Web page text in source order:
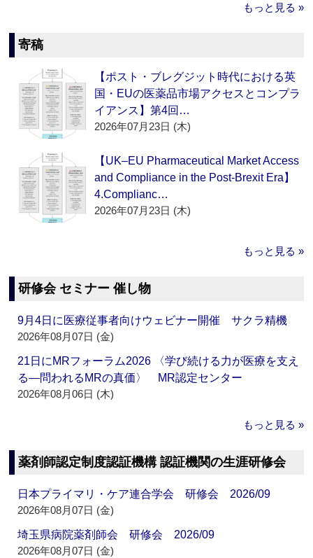
もっと見る »
寄稿
【ポスト・ブレグジット時代における英
国・EUの医薬品市場アクセスとコンプラ
イアンス】第4回…
2026年07月23日 (木)
【UK–EU Pharmaceutical Market Access
and Compliance in the Post-Brexit Era】
4.Complianc…
2026年07月23日 (木)
もっと見る »
研修会 セミナー 催し物
9月4日に医療従事者向けウェビナー開催 サクラ精機
2026年08月07日 (金)
21日にMRフォーラム2026 〈学び続ける力が医療を支え
る―問われるMRの真価〉 MR認定センター
2026年08月06日 (木)
もっと見る »
薬剤師認定制度認証機構 認証機関の生涯研修会
日本プライマリ・ケア連合学会 研修会 2026/09
2026年08月07日 (金)
埼玉県病院薬剤師会 研修会 2026/09
2026年08月07日 (金)